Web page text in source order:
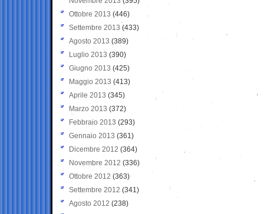
Ottobre 2013 (446)
Settembre 2013 (433)
Agosto 2013 (389)
Luglio 2013 (390)
Giugno 2013 (425)
Maggio 2013 (413)
Aprile 2013 (345)
Marzo 2013 (372)
Febbraio 2013 (293)
Gennaio 2013 (361)
Dicembre 2012 (364)
Novembre 2012 (336)
Ottobre 2012 (363)
Settembre 2012 (341)
Agosto 2012 (238)